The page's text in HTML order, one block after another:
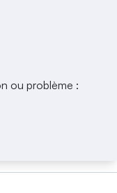
ou problème :